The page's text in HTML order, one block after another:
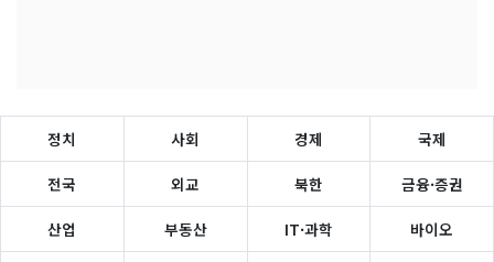
정치 사회 경제 국제
전국 외교 북한 금융·증권
산업 부동산 IT·과학 바이오